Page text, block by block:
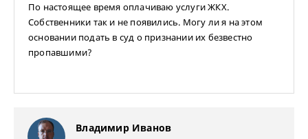
По настоящее время оплачиваю услуги ЖКХ.
Собственники так и не появились. Могу ли я на этом
основании подать в суд о признании их безвестно
пропавшими?
Владимир Иванов